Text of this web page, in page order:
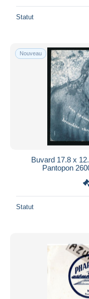
Statut
Nouveau
Buvard 17.8 x
Pantopon
Statut